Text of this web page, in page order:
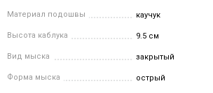
Материал подошвы каучук
Высота каблука 9.5 см
Вид мыска закрытый
Форма мыска острый